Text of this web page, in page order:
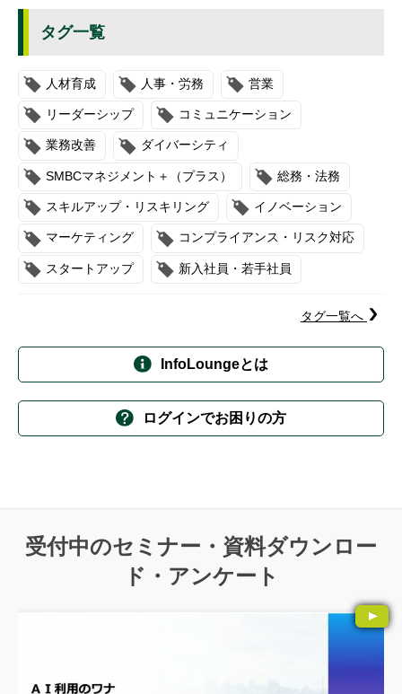
タグ一覧
人材育成 人事・労務 営業
リーダーシップ コミュニケーション
業務改善 ダイバーシティ
SMBCマネジメント＋（プラス） 総務・法務
スキルアップ・リスキリング イノベーション
マーケティング コンプライアンス・リスク対応
スタートアップ 新入社員・若手社員
タグ一覧へ
InfoLoungeとは
ログインでお困りの方
受付中のセミナー・資料ダウンロー
ド・アンケート